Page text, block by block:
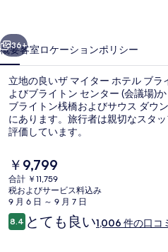
ル
ブ
ラ
イ
ト
ン
の
写
真
36+
概要客室ロケーションポリシー
立地の良いザ マイター ホテル ブ
よびブライトン センター (会議場)か
ブライトン桟橋およびサウス ダウ
にあります。旅行者は親切なスタ
評価しています。
現
在
の
料
金
は
￥9,799
合計 ￥11,759
税およびサービス料込み
9 月 6 日 ～ 9 月 7 日
口
コ
8.410段階中8.4
とても良い1,006 件の口コ